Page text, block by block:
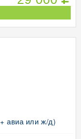
авиа или ж/д)